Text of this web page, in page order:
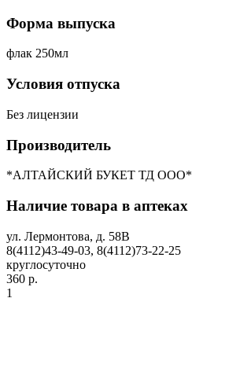
Форма выпуска
флак 250мл
Условия отпуска
Без лицензии
Производитель
*АЛТАЙСКИЙ БУКЕТ ТД ООО*
Наличие товара в аптеках
ул. Лермонтова, д. 58В
8(4112)43-49-03, 8(4112)73-22-25
круглосуточно
360 р.
1